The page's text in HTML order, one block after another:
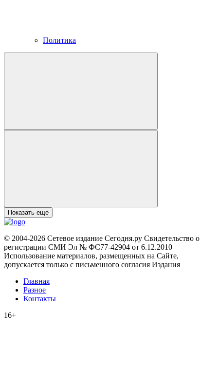
Политика
Показать еще
© 2004-2026 Сетевое издание Сегодня.ру Свидетельство о
регистрации СМИ Эл № ФС77-42904 от 6.12.2010
Использование материалов, размещенных на Сайте,
допускается только с письменного согласия Издания
Главная
Разное
Контакты
16+